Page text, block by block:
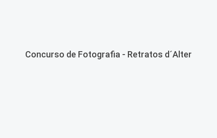
Concurso de Fotografia - Retratos d´Alter